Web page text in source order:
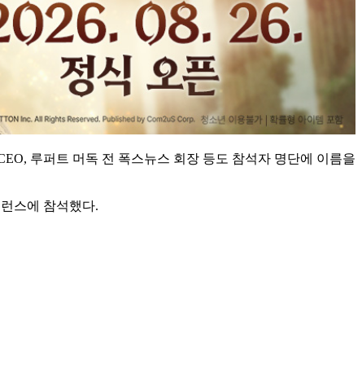
루퍼트 머독 전 폭스뉴스 회장 등도 참석자 명단에 이름을
스에 참석했다.